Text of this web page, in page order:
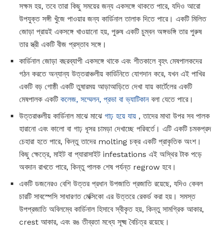
সক্ষম হয়, তবে তারা কিছু সময়ের জন্য একসঙ্গে থাকতে পারে, যদিও আরো
উপযুক্ত সঙ্গী খুঁজে পাওয়ার জন্য কার্ডিনাল তালাক দিতে পারে। একটি মিলিত
জোড়া প্রায়ই একসঙ্গে খাওয়ানো হয়, পুরুষ একটি চুম্বন অঙ্গভঙ্গি তার পুরুষ
তার স্ত্রী একটি বীজ প্রস্তাব সঙ্গে।
কার্ডিনাল জোড়া বছরব্যাপী একসঙ্গে থাকে এবং শীতকালে বৃহৎ মেষপালকদের
গঠন করতে অন্যান্য উত্তরাঞ্চলীয় কার্ডিনিতে যোগদান করে, যখন এই পাখির
একটি বড় গোষ্ঠী একটি তুষারময় আড়াআড়িতে দেখা যায় কার্টেলের একটি
মেষপালক একটি কলেজ, সম্মেলন, প্রভা বা ভ্যাটিকানবলা যেতে পারে।
উত্তরাঞ্চলীয় কার্ডিনাল মাঝে মাঝে গাঢ় হয়ে যায় , তাদের মাথা উপর সব পালক
হারানো এবং কালো বা গাঢ় ধূসর চামড়া দেখাচ্ছে পরিবর্তে। এটি একটি চমকপ্রদ
চেহারা হতে পারে, কিন্তু তাদের molting চক্র একটি প্রাকৃতিক অংশ।
কিছু ক্ষেত্রে, মাইট বা প্যারাসাইট infestations এই অস্থির টাক পড়ে
অবদান রাখতে পারে, কিন্তু পালক শেষ পর্যন্ত regrow হবে।
একটি ডজনেরও বেশি উত্তর প্রধান উপজাতি প্রজাতি রয়েছে, যদিও কেবল
চারটি সাবস্পেসি সাধারণত মেক্সিকো এর উত্তরে রেকর্ড করা হয়। সমস্ত
উপপ্রজাতি অবিলম্বে কার্ডিনাল হিসাবে স্বীকৃত হয়, কিন্তু সামগ্রিক আকার,
crest আকার, এবং রঙ তীব্রতা মধ্যে সূক্ষ্ম বৈচিত্র রয়েছে।